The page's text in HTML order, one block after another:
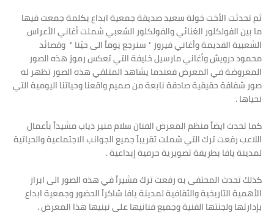
ثم تحدثت الأخت خولة سعيد صديقة جمعية ابداع بكلمة جمعت فيها
ما بين الفولكلور الغنائي والفولكلور الشعبي شملت أغاني الأعراس
الشعبية القديمة وأغاني فيروز ” سنرجع يوماً الى حيّنا ” وقصائد
محمود درويش وأغاني مارسيل خليفة التي تعكس رموز هذه الصور
المعروضة في المعرض فعندما يشاهد المتلقي هذه الصور تظهر له
صور شفافة حقيقية صادقة نابعة من صميم واقعنا وحياتنا اليومية التي
نحياها .
كما تحدث ايضاً منظم المعرض الفنان سلام منير ذياب مشيداً بأعمال
اللاعب رفعت ترك التي شملت تقريباً جميع الجوانب الاجتماعية والحياتية
لمدينة يافا بطريقة تصويرية حرفية إبداعية .
كذلك تحدث المحتفى به رفعت ترك مشيراً في هذه الصور الى ابراز
الأهمية التاريخية والثقافية لمدينة يافا شاكراً الحضور وجمعية ابداع
بإدارتها ولجنتها الفنية وجميع فنانيها على تبنيها هذا المعرض .